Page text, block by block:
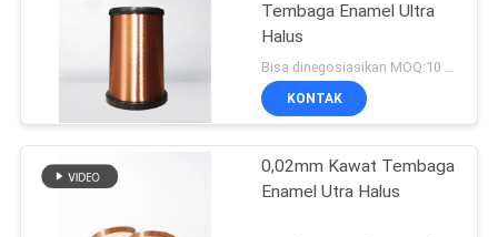
Tembaga Enamel Ultra
Halus
Bisa dinegosiasikan MOQ:10 Kilogram/Kilogram
KONTAK
0,02mm Kawat Tembaga
Enamel Utra Halus